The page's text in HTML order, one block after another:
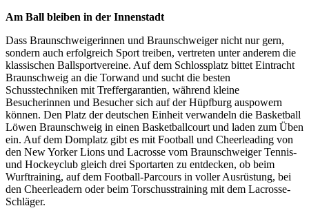
Am Ball bleiben in der Innenstadt
Dass Braunschweigerinnen und Braunschweiger nicht nur gern,
sondern auch erfolgreich Sport treiben, vertreten unter anderem die
klassischen Ballsportvereine. Auf dem Schlossplatz bittet Eintracht
Braunschweig an die Torwand und sucht die besten
Schusstechniken mit Treffergarantien, während kleine
Besucherinnen und Besucher sich auf der Hüpfburg auspowern
können. Den Platz der deutschen Einheit verwandeln die Basketball
Löwen Braunschweig in einen Basketballcourt und laden zum Üben
ein. Auf dem Domplatz gibt es mit Football und Cheerleading von
den New Yorker Lions und Lacrosse vom Braunschweiger Tennis-
und Hockeyclub gleich drei Sportarten zu entdecken, ob beim
Wurftraining, auf dem Football-Parcours in voller Ausrüstung, bei
den Cheerleadern oder beim Torschusstraining mit dem Lacrosse-
Schläger.